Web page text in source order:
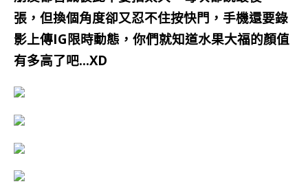
張，但換個角度卻又忍不住按快門，手機還要錄
影上傳IG限時動態，你們就知道水果大福的顏值
有多高了吧…XD